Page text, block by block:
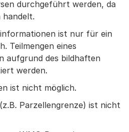
durchgeführt werden, da
handelt.
ist nur für ein
Teilmengen eines
aufgrund des bildhaften
werden.
ist nicht möglich.
Parzellengrenze) ist nicht